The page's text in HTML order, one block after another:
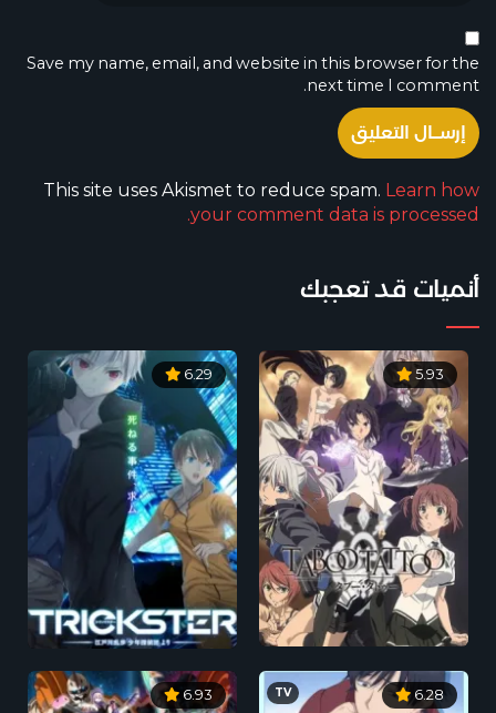
Save my name, email, and website in this browser for the
next time I comment.
This site uses Akismet to reduce spam. Learn how
your comment data is processed.
أنميات قد تعجبك
5.93
6.29
6.28
TV
6.93